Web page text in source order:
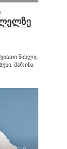
ნისლი,
მარინა